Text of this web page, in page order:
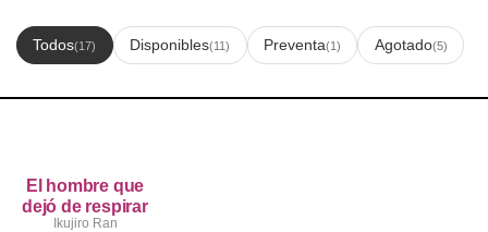
Todos(17) Disponibles(11) Preventa(1) Agotado(5)
El hombre que
dejó de respirar
Ikujiro Ran